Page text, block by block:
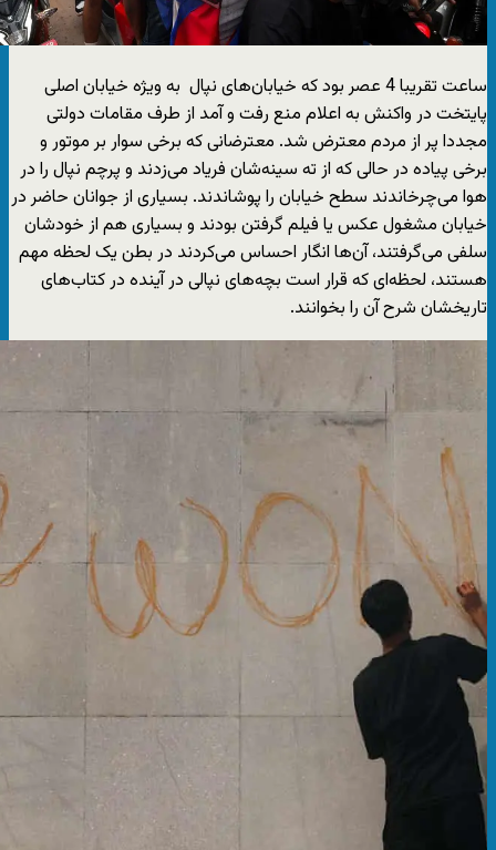
ساعت تقریبا 4 عصر بود که خیابان‌های نپال به ویژه خیابان اصلی
پایتخت در واکنش به اعلام منع رفت و آمد از طرف مقامات دولتی
مجددا پر از مردم معترض شد. معترضانی که برخی سوار بر موتور و
برخی پیاده در حالی که از ته سینه‌شان فریاد می‌زدند و پرچم نپال را در
هوا می‌چرخاندند سطح خیابان را پوشاندند. بسیاری از جوانان حاضر در
خیابان مشغول عکس یا فیلم گرفتن بودند و بسیاری هم از خودشان
سلفی می‌گرفتند، آن‌ها انگار احساس می‌کردند در بطن یک لحظه مهم
هستند، لحظه‌ای که قرار است بچه‌های نپالی در آینده در کتاب‌های
تاریخشان شرح آن را بخوانند.